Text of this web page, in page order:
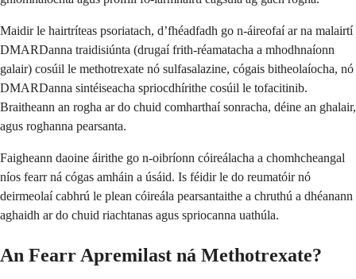
Maidir le hairtríteas psoriatach, d’fhéadfadh go n-áireofaí ar na malairtí
DMARDanna traidisiúnta (drugaí frith-réamatacha a mhodhnaíonn
galair) cosúil le methotrexate nó sulfasalazine, cógais bitheolaíocha, nó
DMARDanna sintéiseacha spriocdhírithe cosúil le tofacitinib.
Braitheann an rogha ar do chuid comharthaí sonracha, déine an ghalair,
agus roghanna pearsanta.
Faigheann daoine áirithe go n-oibríonn cóireálacha a chomhcheangal
níos fearr ná cógas amháin a úsáid. Is féidir le do reumatóir nó
deirmeolaí cabhrú le plean cóireála pearsantaithe a chruthú a dhéanann
aghaidh ar do chuid riachtanas agus spriocanna uathúla.
An Fearr Apremilast ná Methotrexate?